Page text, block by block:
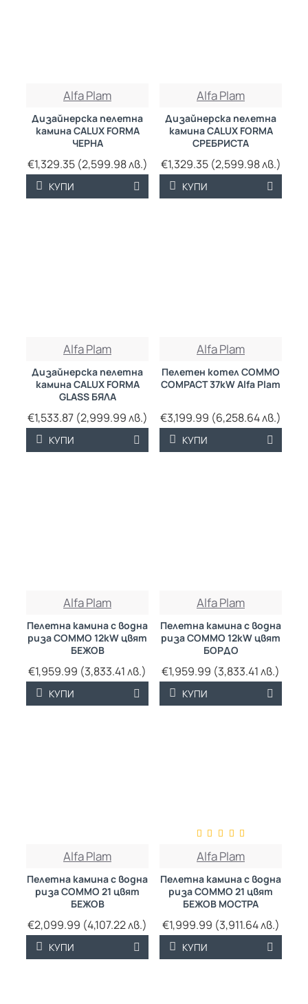
Alfa Plam
Дизайнерска пелетна
камина CALUX FORMA
ЧЕРНА
€1,329.35 (2,599.98 лв.)
КУПИ
Alfa Plam
Дизайнерска пелетна
камина CALUX FORMA
СРЕБРИСТА
€1,329.35 (2,599.98 лв.)
КУПИ
Alfa Plam
Дизайнерска пелетна
камина CALUX FORMA
GLASS БЯЛА
€1,533.87 (2,999.99 лв.)
КУПИ
Alfa Plam
Пелетен котел COMMO
COMPACT 37kW Alfa Plam
€3,199.99 (6,258.64 лв.)
КУПИ
ТРАЙНО НИСКА
Alfa Plam
Пелетна камина с водна
риза COMMO 12kW цвят
БЕЖОВ
€1,959.99 (3,833.41 лв.)
КУПИ
ТРАЙНО НИСКА
Alfa Plam
Пелетна камина с водна
риза COMMO 12kW цвят
БОРДО
€1,959.99 (3,833.41 лв.)
КУПИ
ТРАЙНО НИСКА
Alfa Plam
Пелетна камина с водна
риза COMMO 21 цвят
БЕЖОВ
€2,099.99 (4,107.22 лв.)
КУПИ
ТРАЙНО НИСКА
Alfa Plam
Пелетна камина с водна
риза COMMO 21 цвят
БЕЖОВ МОСТРА
€1,999.99 (3,911.64 лв.)
КУПИ